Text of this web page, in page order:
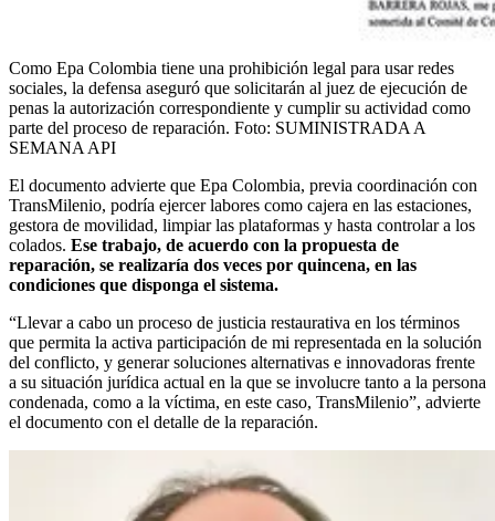
Como Epa Colombia tiene una prohibición legal para usar redes
sociales, la defensa aseguró que solicitarán al juez de ejecución de
penas la autorización correspondiente y cumplir su actividad como
parte del proceso de reparación. Foto: SUMINISTRADA A
SEMANA API
El documento advierte que Epa Colombia, previa coordinación con
TransMilenio, podría ejercer labores como cajera en las estaciones,
gestora de movilidad, limpiar las plataformas y hasta controlar a los
colados. Ese trabajo, de acuerdo con la propuesta de
reparación, se realizaría dos veces por quincena, en las
condiciones que disponga el sistema.
“Llevar a cabo un proceso de justicia restaurativa en los términos
que permita la activa participación de mi representada en la solución
del conflicto, y generar soluciones alternativas e innovadoras frente
a su situación jurídica actual en la que se involucre tanto a la persona
condenada, como a la víctima, en este caso, TransMilenio”, advierte
el documento con el detalle de la reparación.